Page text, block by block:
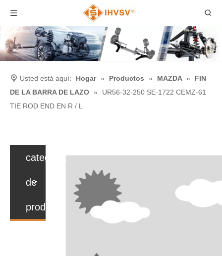
Usted está aquí: Hogar » Productos » MAZDA »
FIN
DE LA BARRA DE LAZO »
UR56-32-250 SE-1722 CEMZ-61
TIE ROD END EN R / L
categoria
de
producto